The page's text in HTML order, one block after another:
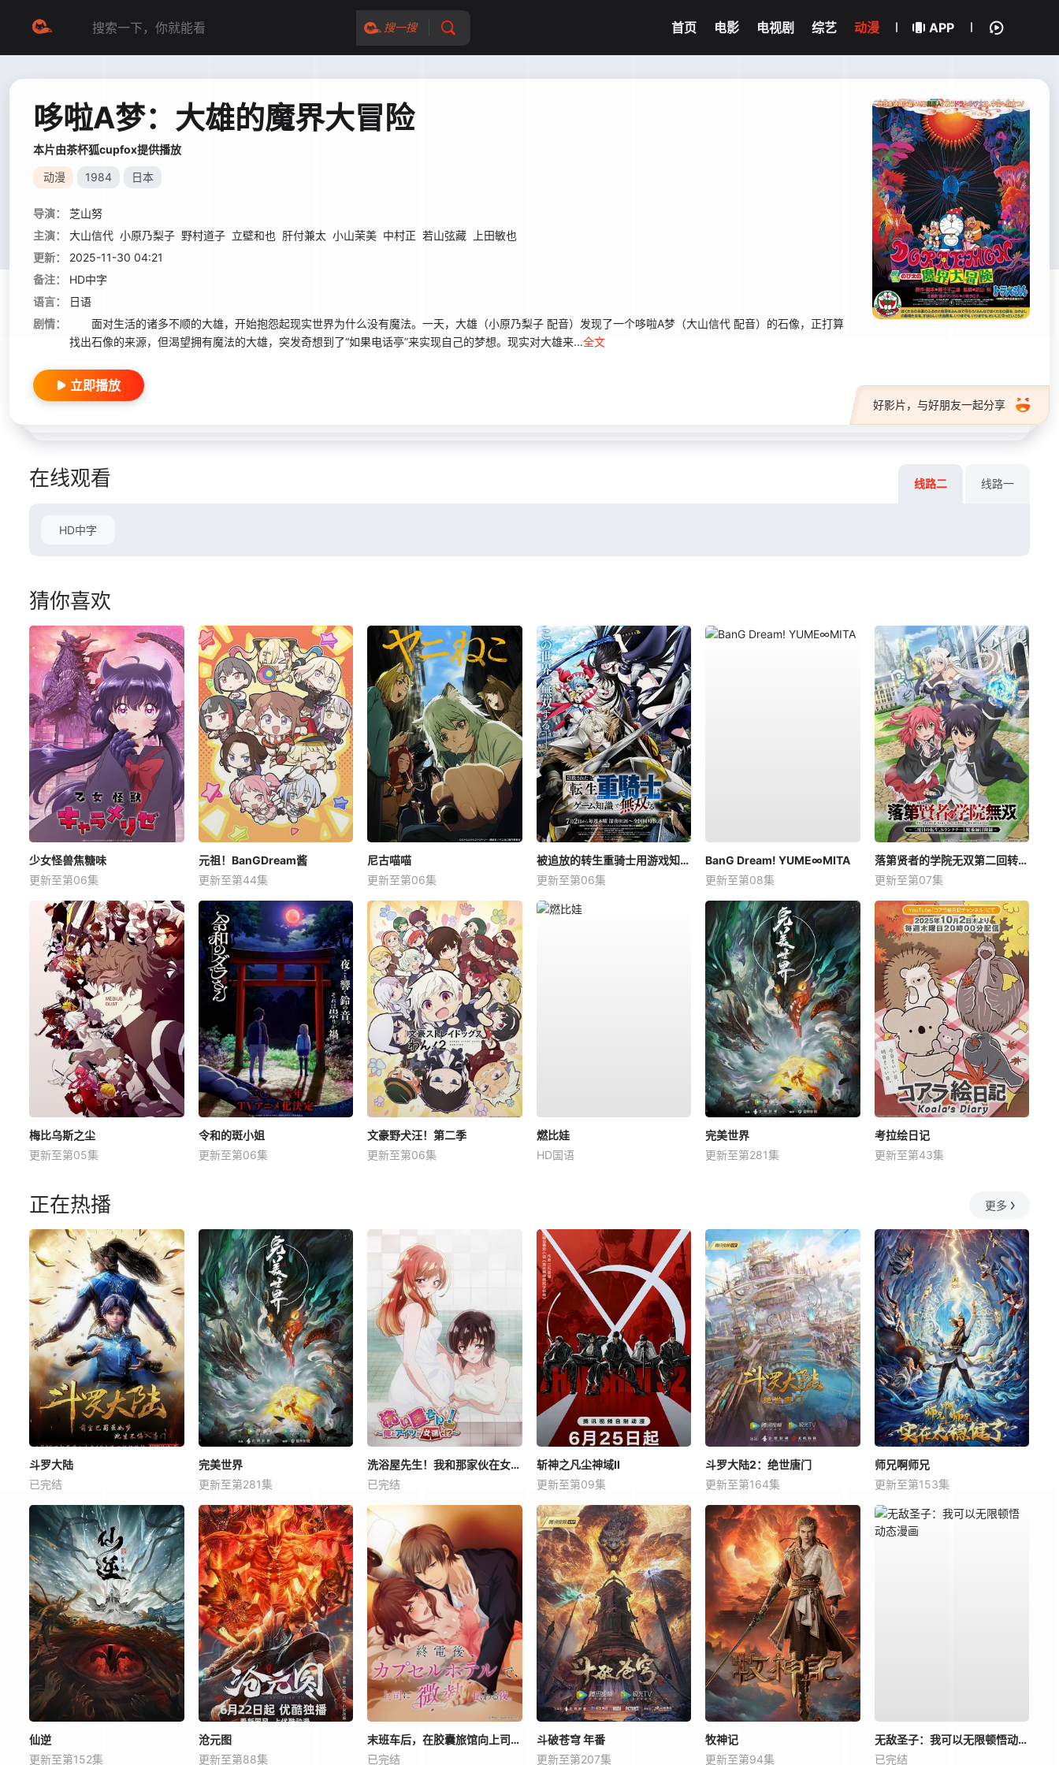
搜一搜 首页 电影 电视剧 综艺 动漫 APP
哆啦A梦：大雄的魔界大冒险
本片由茶杯狐cupfox提供播放
动漫 1984 日本
导演：
芝山努
主演：
大山信代 小原乃梨子 野村道子 立壁和也 肝付兼太 小山茉美 中村正 若山弦藏
上田敏也
更新：
2025-11-30 04:21
备注：
HD中字
语言：
日语
剧情：
面对生活的诸多不顺的大雄，开始抱怨起现实世界为什么没有魔法。一天，大雄（小原乃梨子 配音）发现了一个哆啦A梦（大山信代 配音）的石像，正打算
找出石像的来源，但渴望拥有魔法的大雄，突发奇想到了“如果电话亭”来实现自己的梦想。现实对大雄来...全文
好影片，与好朋友一起分享
立即播放
在线观看 线路二 线路一
HD中字
猜你喜欢
少女怪兽焦糖味
更新至第06集
元祖！BanGDream酱
更新至第44集
尼古喵喵
更新至第06集
被追放的转生重骑士用游戏知识开无双
更新至第06集
BanG Dream! YUME∞MITA
更新至第08集
落第贤者的学院无双第二回转生，S等级作弊魔术师冒险记
更新至第07集
梅比乌斯之尘
更新至第05集
令和的斑小姐
更新至第06集
文豪野犬汪！第二季
更新至第06集
燃比娃
HD国语
完美世界
更新至第281集
考拉绘日记
更新至第43集
正在热播 更多
斗罗大陆
已完结
完美世界
更新至第281集
洗浴屋先生！我和那家伙在女浴池！？
已完结
斩神之凡尘神域Ⅱ
更新至第09集
斗罗大陆2：绝世唐门
更新至第164集
师兄啊师兄
更新至第153集
仙逆
更新至第152集
沧元图
更新至第88集
末班车后，在胶囊旅馆向上司传递微热的夜晚
已完结
斗破苍穹 年番
更新至第207集
牧神记
更新至第94集
无敌圣子：我可以无限顿悟动态漫画
已完结